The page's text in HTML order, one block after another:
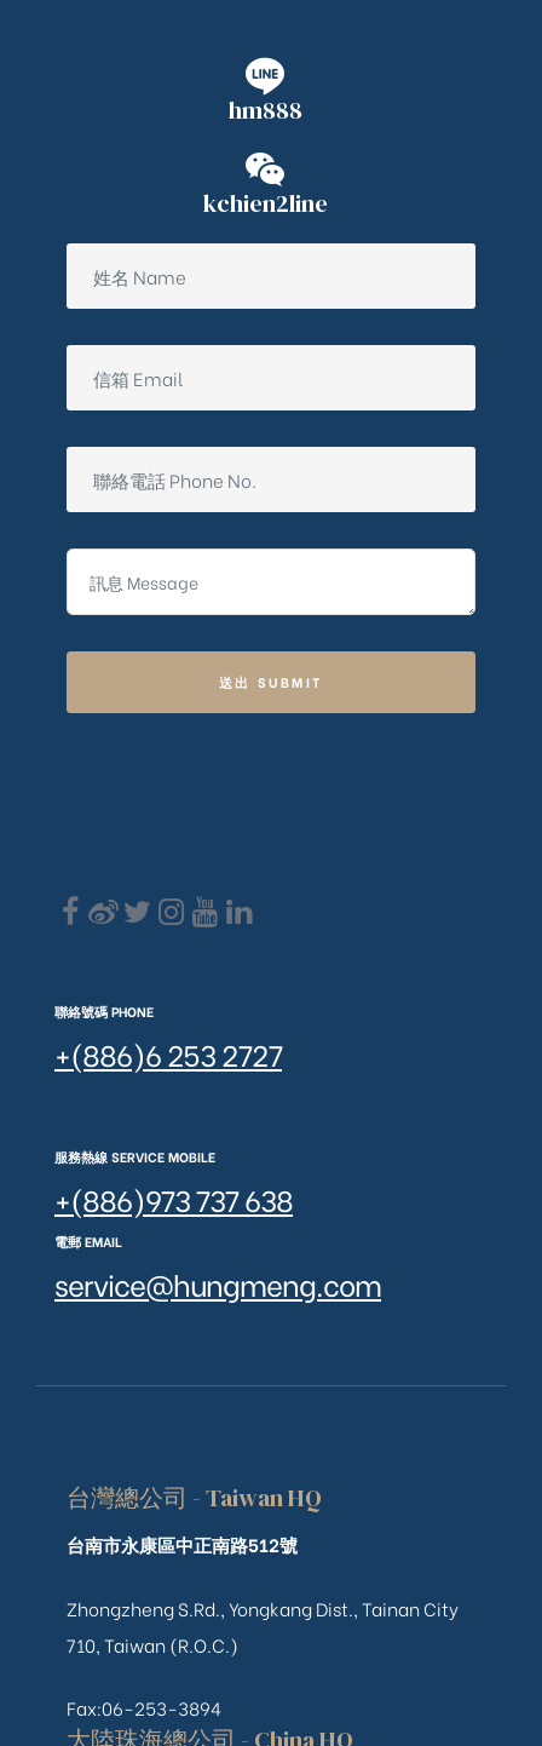
hm888
kchien2line
送出 SUBMIT
聯絡號碼 PHONE
+(886)6 253 2727
服務熱線 SERVICE MOBILE
+(886)973 737 638
電郵 EMAIL
service@hungmeng.com
台灣總公司 - Taiwan HQ
台南市永康區中正南路512號
Zhongzheng S.Rd., Yongkang Dist., Tainan City
710, Taiwan (R.O.C.)
Fax:06-253-3894